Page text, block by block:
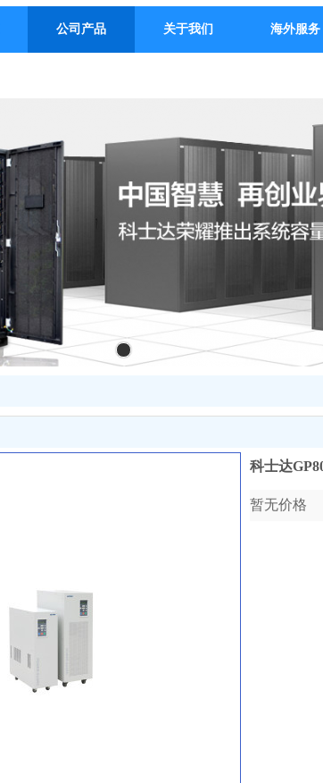
公司产品 关于我们 海外服务
科士达
暂无价格